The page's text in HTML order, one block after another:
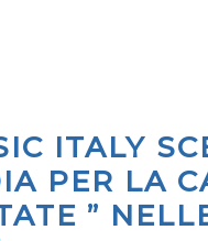
ITALY
PER LA
”